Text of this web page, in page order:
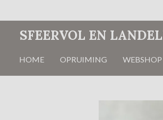
hoofdinhoud
SFEERVOL EN
HOME OPRUIMING WEBSHOP